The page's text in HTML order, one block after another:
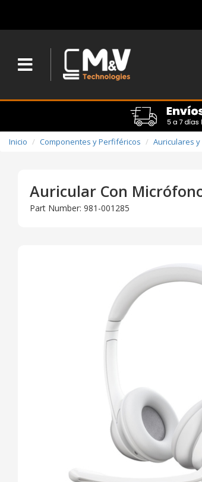
Inicio Componentes y Perfiféricos Auriculares
Auricular Con
Part Number: 981-001285